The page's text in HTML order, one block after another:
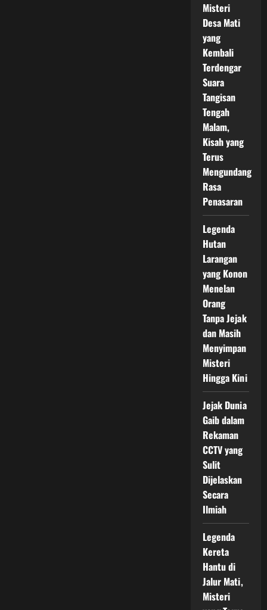
Misteri
Desa Mati
yang
Kembali
Terdengar
Suara
Tangisan
Tengah
Malam,
Kisah yang
Terus
Mengundang
Rasa
Penasaran
Legenda
Hutan
Larangan
yang Konon
Menelan
Orang
Tanpa Jejak
dan Masih
Menyimpan
Misteri
Hingga Kini
Jejak Dunia
Gaib dalam
Rekaman
CCTV yang
Sulit
Dijelaskan
Secara
Ilmiah
Legenda
Kereta
Hantu di
Jalur Mati,
Misteri